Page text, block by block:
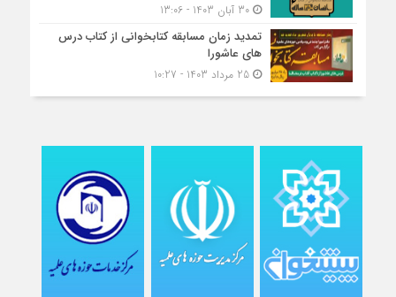
30 آبان 1403 - 13:06
تمدید زمان مسابقه کتابخوانی از کتاب درس
های عاشورا
25 مرداد 1403 - 10:27